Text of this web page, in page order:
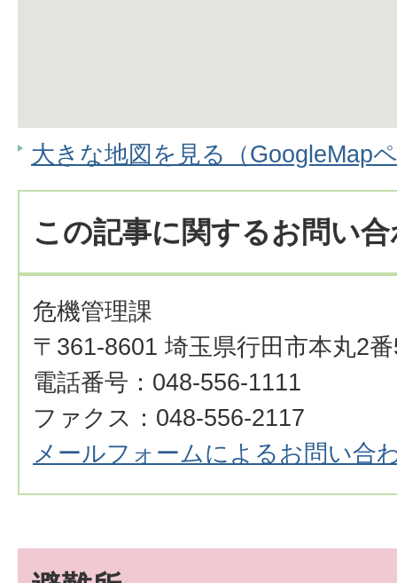
大きな地図を見る（GoogleMap
この記事に関するお問い
危機管理課
〒361-8601 埼玉県行田市本丸2
電話番号：048-556-1111
ファクス：048-556-2117
メールフォームによるお問い合